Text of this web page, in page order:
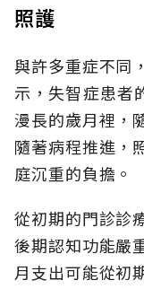
照護
與許多重症不同
示，失智症患者
漫長的歲月裡，
隨著病程推進，
庭沉重的負擔。
從初期的門診診
後期認知功能嚴
月支出可能從初